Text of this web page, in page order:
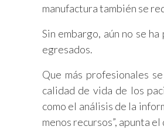
manufactura también se
Sin embargo, aún no se
egresados.
Que más profesionales
calidad de vida de los
como el análisis de la
menos recursos”, apunta